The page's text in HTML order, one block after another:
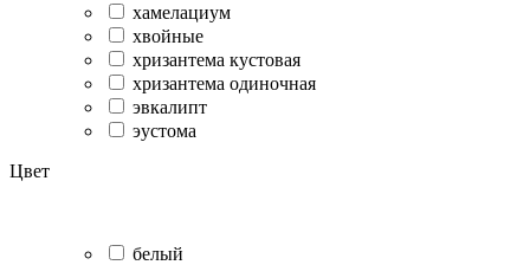
хамелациум
хвойные
хризантема кустовая
хризантема одиночная
эвкалипт
эустома
Цвет
белый